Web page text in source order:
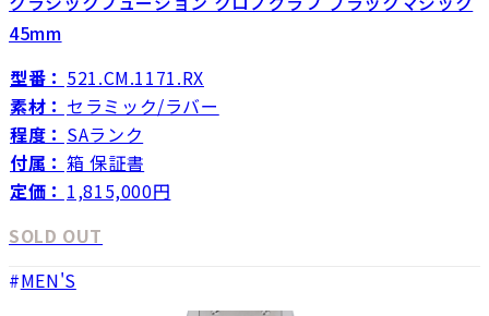
45mm
型番： 521.CM.1171.RX
素材： セラミック/ラバー
程度： SAランク
付属： 箱 保証書
定価： 1,815,000円
SOLD OUT
MEN'S